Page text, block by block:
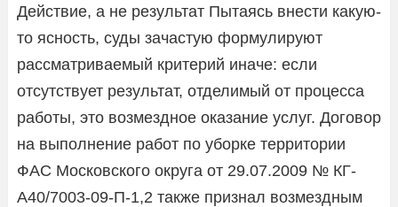
Действие, а не результат Пытаясь внести какую-
то ясность, суды зачастую формулируют
рассматриваемый критерий иначе: если
отсутствует результат, отделимый от процесса
работы, это возмездное оказание услуг. Договор
на выполнение работ по уборке территории
ФАС Московского округа от 29.07.2009 № КГ-
А40/7003-09-П-1,2 также признал возмездным